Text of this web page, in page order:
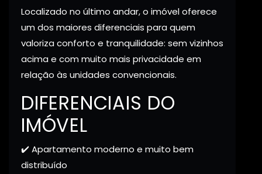
Localizado no último andar, o imóvel oferece
um dos maiores diferenciais para quem
valoriza conforto e tranquilidade: sem vizinhos
acima e com muito mais privacidade em
relação às unidades convencionais.
DIFERENCIAIS DO
IMÓVEL
✔️ Apartamento moderno e muito bem
distribuído